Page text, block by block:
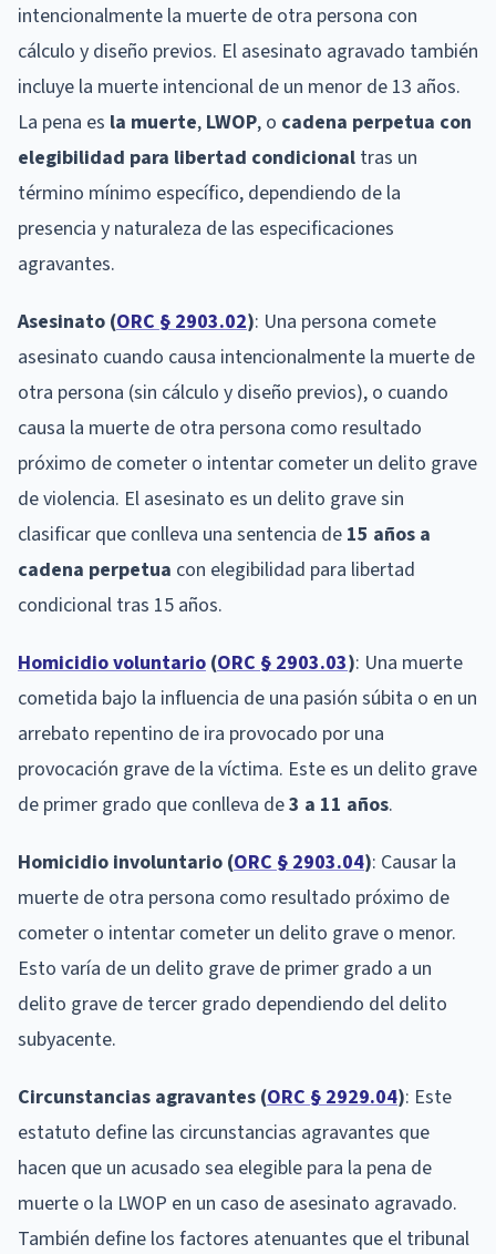
intencionalmente la muerte de otra persona con
cálculo y diseño previos. El asesinato agravado también
incluye la muerte intencional de un menor de 13 años.
La pena es la muerte, LWOP, o cadena perpetua con
elegibilidad para libertad condicional tras un
término mínimo específico, dependiendo de la
presencia y naturaleza de las especificaciones
agravantes.
Asesinato (ORC § 2903.02): Una persona comete
asesinato cuando causa intencionalmente la muerte de
otra persona (sin cálculo y diseño previos), o cuando
causa la muerte de otra persona como resultado
próximo de cometer o intentar cometer un delito grave
de violencia. El asesinato es un delito grave sin
clasificar que conlleva una sentencia de 15 años a
cadena perpetua con elegibilidad para libertad
condicional tras 15 años.
Homicidio voluntario (ORC § 2903.03): Una muerte
cometida bajo la influencia de una pasión súbita o en un
arrebato repentino de ira provocado por una
provocación grave de la víctima. Este es un delito grave
de primer grado que conlleva de3 a 11 años.
Homicidio involuntario (ORC § 2903.04): Causar la
muerte de otra persona como resultado próximo de
cometer o intentar cometer un delito grave o menor.
Esto varía de un delito grave de primer grado a un
delito grave de tercer grado dependiendo del delito
subyacente.
Circunstancias agravantes (ORC § 2929.04): Este
estatuto define las circunstancias agravantes que
hacen que un acusado sea elegible para la pena de
muerte o la LWOP en un caso de asesinato agravado.
También define los factores atenuantes que el tribunal